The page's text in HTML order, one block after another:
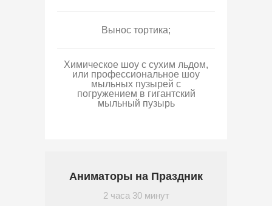
Вынос тортика;
Химическое шоу с сухим льдом,
или профессиональное шоу
мыльных пузырей с
погружением в гигантский
мыльный пузырь
Аниматоры на Праздник
2 часа 30 минут